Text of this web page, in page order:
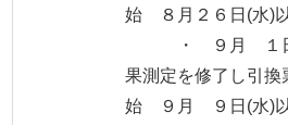
始 ８月２６日(水)
・ ９月 １日(
果測定を修了し引
始 ９月 ９日(水)